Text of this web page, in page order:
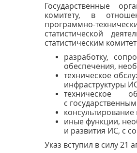
Государственные
комитету, в
программно-
статистической
статистическим
разработку,
обеспечения,
техническое
инфраструктуры
техническое
с
иные функции,
и развития ИС, с
Указ вступил в силу 21